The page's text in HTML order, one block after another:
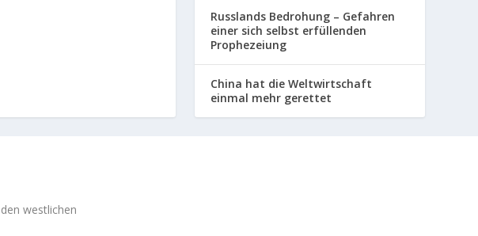
Russlands Bedrohung – Gefahren
einer sich selbst erfüllenden
Prophezeiung
China hat die Weltwirtschaft
einmal mehr gerettet
westlichen